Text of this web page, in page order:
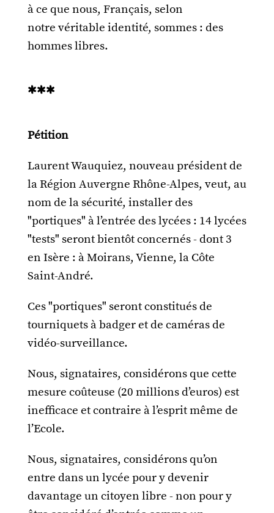
à ce que nous, Français, selon
notre véritable identité, sommes : des
hommes libres.
***
Pétition
Laurent Wauquiez, nouveau président de
la Région Auvergne Rhône-Alpes, veut, au
nom de la sécurité, installer des
"portiques" à l’entrée des lycées : 14 lycées
"tests" seront bientôt concernés - dont 3
en Isère : à Moirans, Vienne, la Côte
Saint-André.
Ces "portiques" seront constitués de
tourniquets à badger et de caméras de
vidéo-surveillance.
Nous, signataires, considérons que cette
mesure coûteuse (20 millions d’euros) est
inefficace et contraire à l’esprit même de
l’Ecole.
Nous, signataires, considérons qu’on
entre dans un lycée pour y devenir
davantage un citoyen libre - non pour y